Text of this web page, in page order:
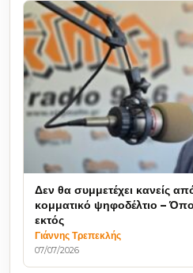
Δεν θα συμμετέχει κανείς
κομματικό ψηφοδέλτιο –
εκτός
Γιάννης Τρεπεκλής
07/07/2026